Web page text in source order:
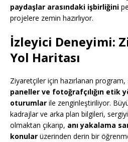
paydaşlar arasındaki işbirliğini
projelere zemin hazırlıyor.
İzleyici Deneyimi:
Yol Haritası
Ziyaretçiler için hazırlanan program,
paneller ve fotoğrafçılığın etik
oturumlar ile zenginleştiriliyor.
kadrajlar ve arka plan bilgileri,
olmaktan çıkarıp, anı yakalama
konular üzerinden derin bir